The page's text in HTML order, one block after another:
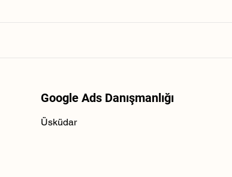
Google Ads Danışmanlığı
Üsküdar